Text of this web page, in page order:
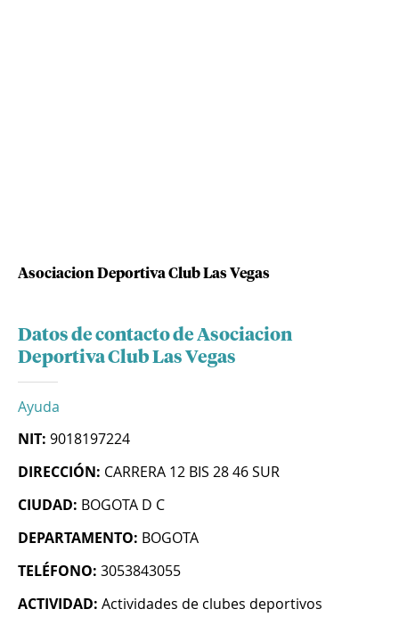
Asociacion Deportiva Club Las Vegas
Datos de contacto de Asociacion
Deportiva Club Las Vegas
Ayuda
NIT: 9018197224
DIRECCIÓN: CARRERA 12 BIS 28 46 SUR
CIUDAD: BOGOTA D C
DEPARTAMENTO: BOGOTA
TELÉFONO: 3053843055
ACTIVIDAD: Actividades de clubes deportivos